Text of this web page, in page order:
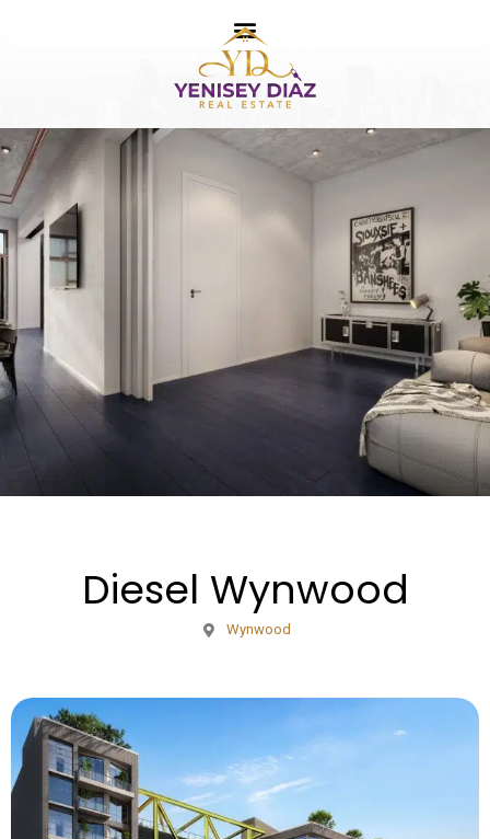
Diesel Wynwood
Wynwood